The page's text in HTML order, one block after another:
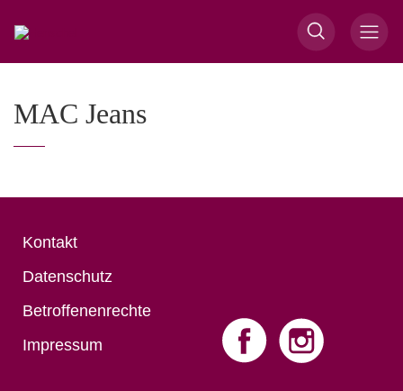
MAC Jeans
Kontakt
Datenschutz
Betroffenenrechte
Impressum